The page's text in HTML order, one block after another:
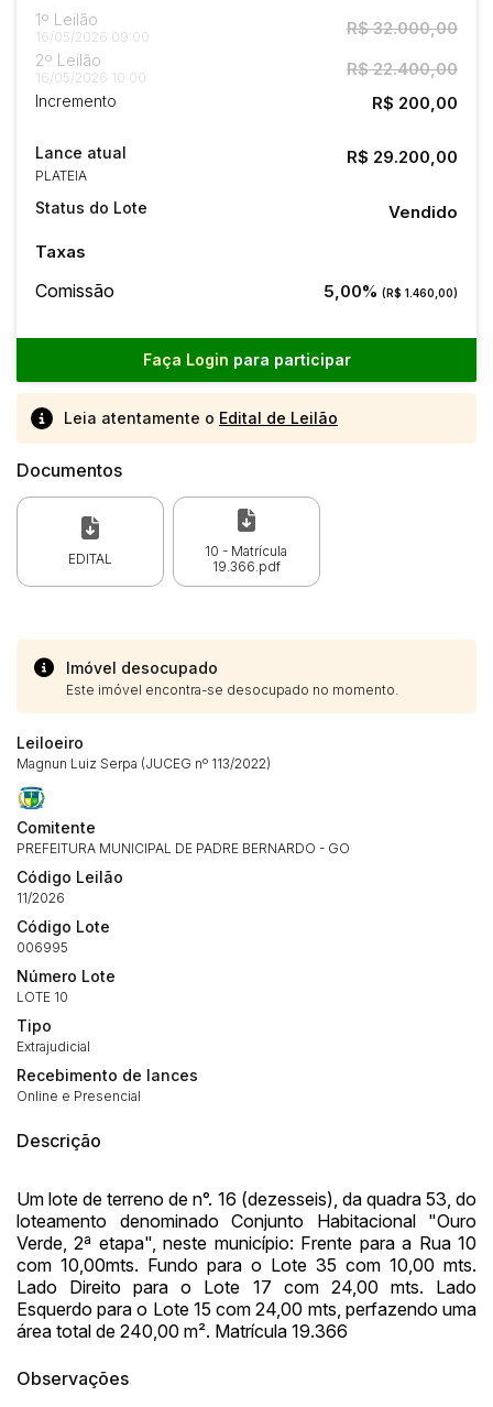
1º Leilão
16/05/2026 09:00 R$ 32.000,00
2º Leilão
16/05/2026 10:00 R$ 22.400,00
Incremento R$ 200,00
Lance atual
PLATEIA
R$ 29.200,00
Status do Lote
Vendido
Taxas
Comissão 5,00% (R$ 1.460,00)
Faça Login para participar
Leia atentamente o Edital de Leilão
Documentos
EDITAL
10 - Matrícula
19.366.pdf
Imóvel desocupado
Este imóvel encontra-se desocupado no momento.
Leiloeiro
Magnun Luiz Serpa (JUCEG nº 113/2022)
Comitente
PREFEITURA MUNICIPAL DE PADRE BERNARDO - GO
Código Leilão
11/2026
Código Lote
006995
Número Lote
LOTE 10
Tipo
Extrajudicial
Recebimento de lances
Online e Presencial
Descrição
Um lote de terreno de n°. 16 (dezesseis), da quadra 53, do
loteamento denominado Conjunto Habitacional "Ouro
Verde, 2ª etapa", neste município: Frente para a Rua 10
com 10,00mts. Fundo para o Lote 35 com 10,00 mts.
Lado Direito para o Lote 17 com 24,00 mts. Lado
Esquerdo para o Lote 15 com 24,00 mts, perfazendo uma
área total de 240,00 m². Matrícula 19.366
Observações